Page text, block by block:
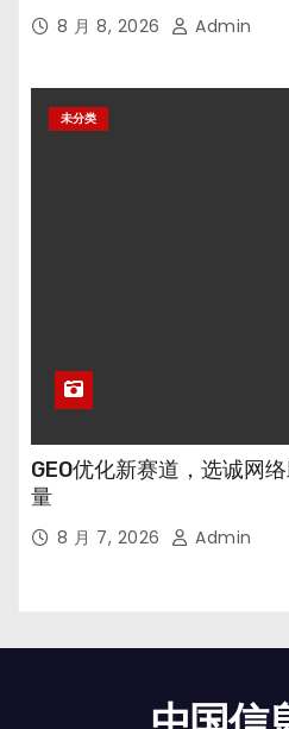
8 月 8, 2026 Admin
未分类
GEO优化新赛道，选诚网
量
8 月 7, 2026 Admin